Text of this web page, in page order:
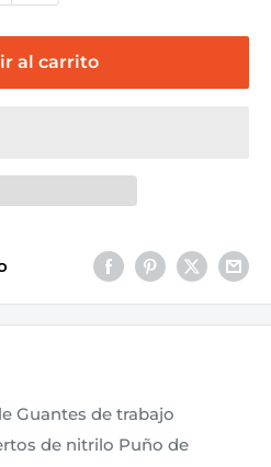
al carrito
Guantes de trabajo
de nitrilo Puño de